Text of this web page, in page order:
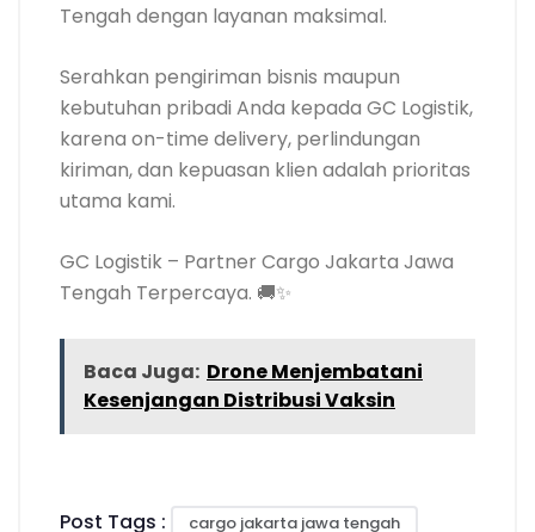
Tengah dengan layanan maksimal.
Serahkan pengiriman bisnis maupun
kebutuhan pribadi Anda kepada GC Logistik,
karena on-time delivery, perlindungan
kiriman, dan kepuasan klien adalah prioritas
utama kami.
GC Logistik – Partner Cargo Jakarta Jawa
Tengah Terpercaya. 🚚✨
Baca Juga: Drone Menjembatani
Kesenjangan Distribusi Vaksin
Post Tags : cargo jakarta jawa tengah